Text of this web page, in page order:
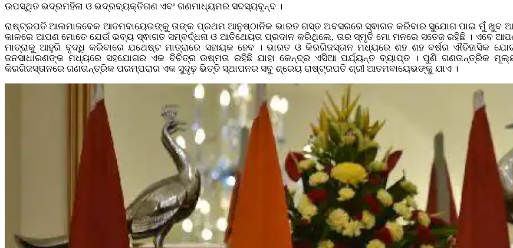
ଉପସ୍ଥିତ ଭଦ୍ରମହିଳା ଓ ଭଦ୍ରବ୍ୟକ୍ତିଗଣ ଏବଂ ଗଣମାଧ୍ୟମର ସଦସ୍ୟବୃନ୍ଦ ।
ରାଷ୍ଟ୍ରପତି ଆଲମାଜବେକ ଆତମବାୟେଭଙ୍କୁ ତାଙ୍କ ପ୍ରଥମ ଆନୁଷ୍ଠାନିକ ଭାରତ ଗସ୍ତ ଅବସରରେ ସ୍ଵାଗତ କରିବାର ସୁଯୋଗ ପାଇ ମୁଁ ଖୁବ
କାଳରେ ଆପଣ ମୋତେ ଯେଉଁ ଭବ୍ୟ ସ୍ଵାଗତ ସମ୍ବର୍ଦ୍ଧନା ଓ ଆତିଥେୟତା ପ୍ରଦାନ କରିଥିଲେ, ତାର ସ୍ମୃତି ମୋ ମନରେ ସତେଜ ରହିଛି । ଏବେ
ମାତ୍ରାକୁ ଆହୁରି ବୃଦ୍ଧି କରିବାରେ ଯଥେଷ୍ଟ ମାତ୍ରାରେ ସହାୟକ ହେବ । ଭାରତ ଓ କିରଗିଜସ୍ତାନ ମଧ୍ୟରେ ଶହ ଶହ ବର୍ଷର ଐତିହାସିକ
ଜନସାଧାରଣଙ୍କ ମଧ୍ୟରେ ସହଯୋଗର ଏକ ବିଚିତ୍ର ଉଷ୍ମତା ରହିଛି ଯାହା କେନ୍ଦ୍ର ଏସିଆ ପର୍ଯ୍ୟନ୍ତ ବ୍ୟାପ୍ତ । ପୁଣି ଗଣତାନ୍ତ୍ରିକ
କିରଗିଜସ୍ତାନରେ ଗଣତାନ୍ତ୍ରିକ ପରମ୍ପରାର ଏକ ସୁଦୃଢ଼ ଭିତ୍ତି ସ୍ଥାପନର ସବୁ ଶ୍ରେୟ ରାଷ୍ଟ୍ରପତି ଶ୍ରୀ ଆତମବାୟେଭଙ୍କୁ ଯାଏ ।